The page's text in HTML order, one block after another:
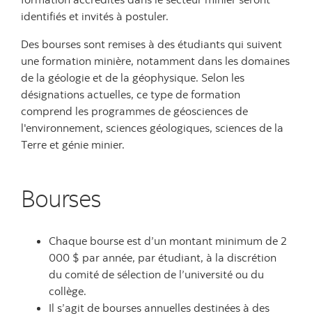
identifiés et invités à postuler.
Des bourses sont remises à des étudiants qui suivent
une formation minière, notamment dans les domaines
de la géologie et de la géophysique. Selon les
désignations actuelles, ce type de formation
comprend les programmes de géosciences de
l'environnement, sciences géologiques, sciences de la
Terre et génie minier.
Bourses
Chaque bourse est d’un montant minimum de 2
000 $ par année, par étudiant, à la discrétion
du comité de sélection de l’université ou du
collège.
Il s’agit de bourses annuelles destinées à des